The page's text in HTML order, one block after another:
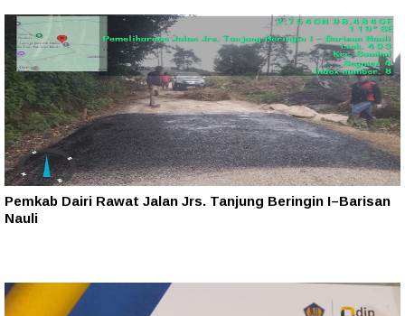
Pemkab Dairi Rawat Jalan Jrs. Tanjung Beringin I–Barisan
Nauli